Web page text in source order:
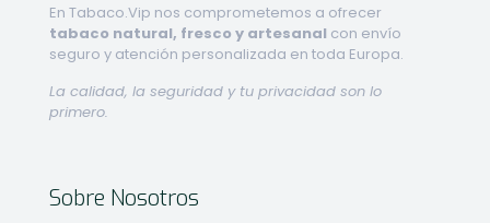
En Tabaco.Vip nos comprometemos a ofrecer
tabaco natural, fresco y artesanal con envío
seguro y atención personalizada en toda Europa.
La calidad, la seguridad y tu privacidad son lo
primero.
Sobre Nosotros